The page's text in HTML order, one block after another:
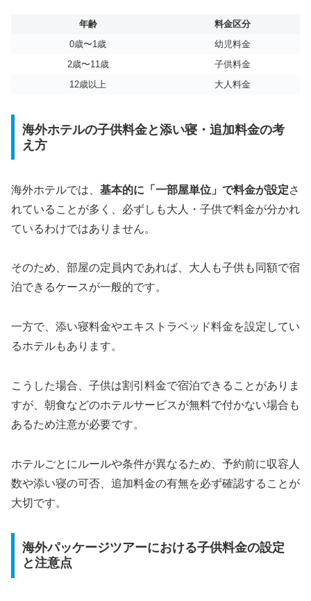
年齢
料金区分
0歳〜1歳
幼児料金
2歳〜11歳
子供料金
12歳以上
大人料金
海外ホテルの子供料金と添い寝・追加料金の考
え方
海外ホテルでは、 基本的に「一部屋単位」で料金が設定さ
れていることが多く、必ずしも大人・子供で料金が分かれ
ているわけではありません。
そのため、部屋の定員内であれば、大人も子供も同額で宿
泊できるケースが一般的です。
一方で、添い寝料金やエキストラベッド料金を設定してい
るホテルもあります。
こうした場合、子供は割引料金で宿泊できることがありま
すが、朝食などのホテルサービスが無料で付かない場合も
あるため注意が必要です。
ホテルごとにルールや条件が異なるため、予約前に収容人
数や添い寝の可否、追加料金の有無を必ず確認することが
大切です。
海外パッケージツアーにおける子供料金の設定
と注意点